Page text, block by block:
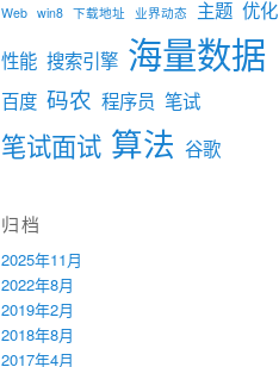
Web win8 下载地址 业界动态 主题 优化
性能 搜索引擎 海量数据
百度 码农 程序员 笔试
笔试面试 算法 谷歌
归档
2025年11月
2022年8月
2019年2月
2018年8月
2017年4月